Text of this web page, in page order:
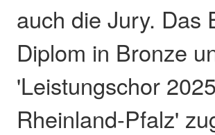
auch die Jury. Das
Diplom in Bronze
'Leistungschor
Rheinland-Pfalz'